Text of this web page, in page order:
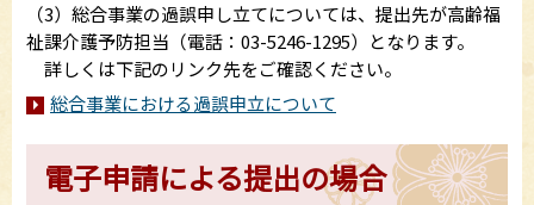
（3）総合事業の過誤申し立てについては、提出先が高齢福
祉課介護予防担当（電話：03-5246-1295）となります。
詳しくは下記のリンク先をご確認ください。
総合事業における過誤申立について
電子申請による提出の場合